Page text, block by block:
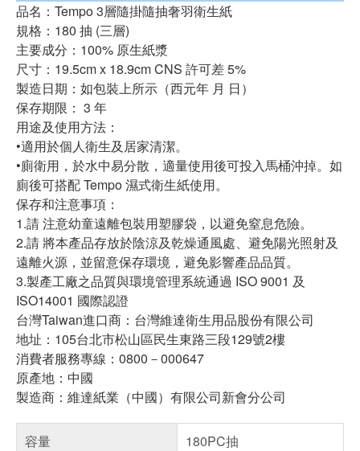
品名：Tempo 3層隨掛隨抽奢羽衛生紙
規格：180 抽 (三層)
主要成分：100% 原生紙漿
尺寸：19.5cm x 18.9cm CNS 許可差 5%
製造日期：如包裝上所示（西元年 月 日）
保存期限： 3 年
用途及使用方法：
•適用於個人衛生及居家清潔。
•廁衛用，於水中易分散，適量使用後可投入馬桶沖掉。如
廁後可搭配 Tempo 濕式衛生紙使用。
保存和注意事項：
1.請 注意幼童遠離包裝用塑膠袋，以避免窒息危險。
2.請 將本產品存放於陰涼及乾燥通風處、避免陽光照射及
遠離火源，並留意保存環境，避免影響產品品質。
3.製產工廠之品質與環境管理系統通過 ISO 9001 及
ISO14001 國際認證
台灣Taiwan進口商：台灣維達衛生用品股份有限公司
地址：105台北市松山區民生東路三段129號2樓
消費者服務專線：0800－000647
原產地：中國
製造商：維達紙業（中國）有限公司新會分公司
容量
180PC抽